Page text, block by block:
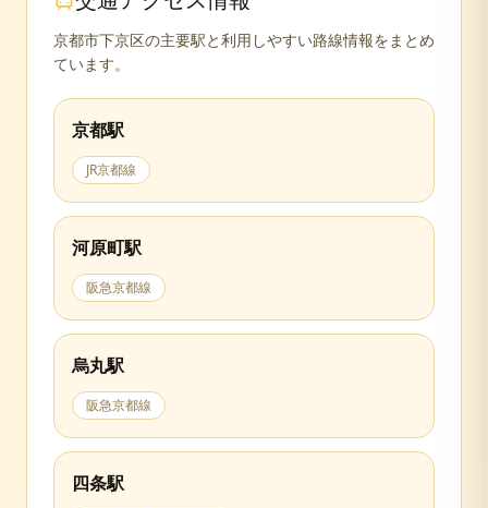
京都市下京区の主要駅と利用しやすい路線情報をまとめ
ています。
京都駅
JR京都線
河原町駅
阪急京都線
烏丸駅
阪急京都線
四条駅